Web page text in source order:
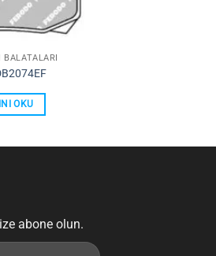
BALATALARI
OKU
abone olun.